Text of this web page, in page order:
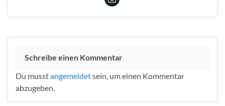
Schreibe einen Kommentar
Du musstangemeldetsein, um einen Kommentar
abzugeben.